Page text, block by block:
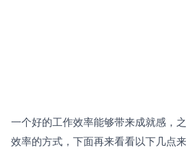
一个好的工作效率能够带来成就感，
效率的方式，下面再来看看以下几点